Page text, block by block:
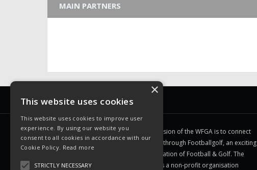
MAIN PARTNERS
WFGA
The mission of the WFGA is to connect
people through Footballgolf, an exciting
combination of Football & Golf. The
WFGA is a non-profit organisation
×
This website uses cookies
This website uses cookies to improve user
experience. By using our website you
consent to all cookies in accordance with our
Cookie Policy. Read more
STRICTLY NECESSARY